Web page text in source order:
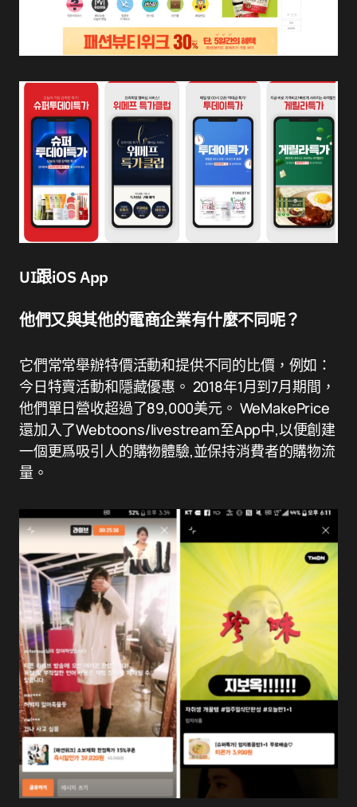
UI跟iOS App
他們又與其他的電商企業有什麼不同呢？
它們常常舉辦特價活動和提供不同的比價，例如：
今日特賣活動和隱藏優惠。 2018年1月到7月期間，
他們單日營收超過了89,000美元。 WeMakePrice
還加入了Webtoons/livestream至App中,以便創建
一個更爲吸引人的購物體驗,並保持消費者的購物流
量。